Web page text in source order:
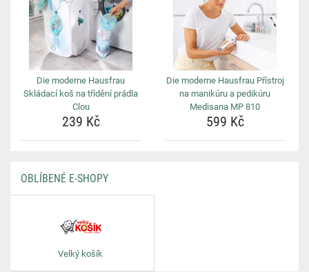
Die moderne Hausfrau
Skládací koš na třídění prádla
Clou
239 Kč
Die moderne Hausfrau Přístroj
na manikúru a pedikúru
Medisana MP 810
599 Kč
OBLÍBENÉ E-SHOPY
Velký košík